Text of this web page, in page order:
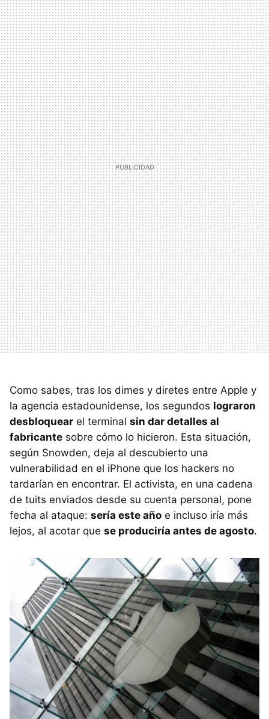
Como sabes, tras los dimes y diretes entre Apple y
la agencia estadounidense, los segundos lograron
desbloquear el terminal sin dar detalles al
fabricante sobre cómo lo hicieron. Esta situación,
según Snowden, deja al descubierto una
vulnerabilidad en el iPhone que los hackers no
tardarían en encontrar. El activista, en una cadena
de tuits enviados desde su cuenta personal, pone
fecha al ataque: sería este año e incluso iría más
lejos, al acotar que se produciría antes de agosto.